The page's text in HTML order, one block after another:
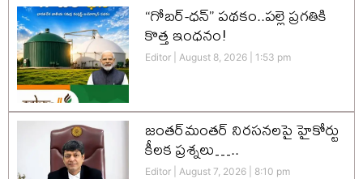
“గోబర్-ధన్” పథకం..పల్లె ప్రగతికి
కొత్త ఇంధనం!
Editor August 8, 2026 1:53 pm
జంతర్‌మంతర్ నిరసనలపై హైకోర్టు
కీలక ప్రశ్నలు…..
Editor August 7, 2026 8:10 pm